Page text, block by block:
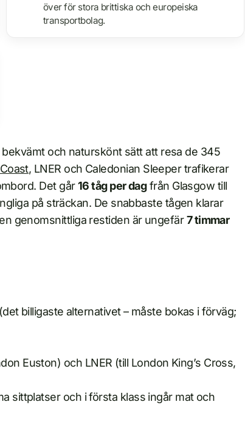
över för stora brittiska och europeiska
transportbolag.
och naturskönt sätt att resa de 345
, LNER och Caledonian Sleeper trafikerar
Det går16 tåg per dagfrån Glasgow till
på sträckan. De snabbaste tågen klarar
genomsnittliga restiden är ungefär7 timmar
billigaste alternativet – måste bokas i förväg;
Euston) och LNER (till London King’s Cross,
sittplatser och i första klass ingår mat och